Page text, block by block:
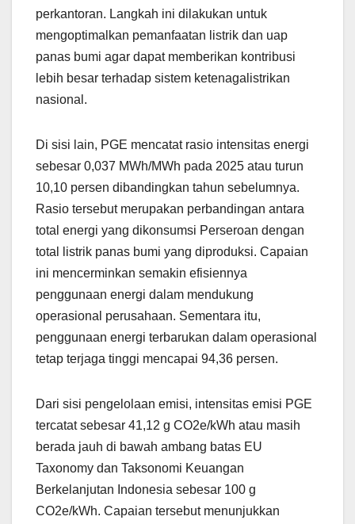
perkantoran. Langkah ini dilakukan untuk
mengoptimalkan pemanfaatan listrik dan uap
panas bumi agar dapat memberikan kontribusi
lebih besar terhadap sistem ketenagalistrikan
nasional.
Di sisi lain, PGE mencatat rasio intensitas energi
sebesar 0,037 MWh/MWh pada 2025 atau turun
10,10 persen dibandingkan tahun sebelumnya.
Rasio tersebut merupakan perbandingan antara
total energi yang dikonsumsi Perseroan dengan
total listrik panas bumi yang diproduksi. Capaian
ini mencerminkan semakin efisiennya
penggunaan energi dalam mendukung
operasional perusahaan. Sementara itu,
penggunaan energi terbarukan dalam operasional
tetap terjaga tinggi mencapai 94,36 persen.
Dari sisi pengelolaan emisi, intensitas emisi PGE
tercatat sebesar 41,12 g CO2e/kWh atau masih
berada jauh di bawah ambang batas EU
Taxonomy dan Taksonomi Keuangan
Berkelanjutan Indonesia sebesar 100 g
CO2e/kWh. Capaian tersebut menunjukkan